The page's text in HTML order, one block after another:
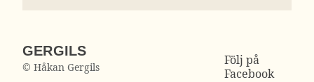
GERGILS
© Håkan Gergils
Följ på
Facebook